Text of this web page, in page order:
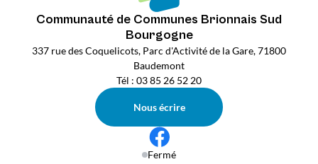
Communauté de Communes Brionnais Sud
Bourgogne
337 rue des Coquelicots, Parc d'Activité de la Gare, 71800
Baudemont
Tél : 03 85 26 52 20
Nous écrire
Fermé